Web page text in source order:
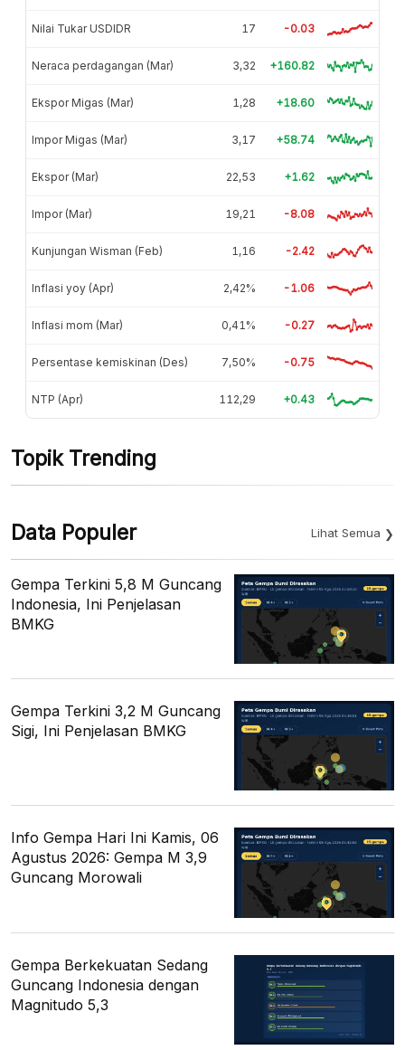
Nilai Tukar USDIDR 17 -0.03
Neraca perdagangan (Mar) 3,32 +160.82
Ekspor Migas (Mar) 1,28 +18.60
Impor Migas (Mar) 3,17 +58.74
Ekspor (Mar) 22,53 +1.62
Impor (Mar) 19,21 -8.08
Kunjungan Wisman (Feb) 1,16 -2.42
Inflasi yoy (Apr) 2,42% -1.06
Inflasi mom (Mar) 0,41% -0.27
Persentase kemiskinan (Des) 7,50% -0.75
NTP (Apr) 112,29 +0.43
Topik Trending
Data Populer Lihat Semua
Gempa Terkini 5,8 M Guncang
Indonesia, Ini Penjelasan
BMKG
Gempa Terkini 3,2 M Guncang
Sigi, Ini Penjelasan BMKG
Info Gempa Hari Ini Kamis, 06
Agustus 2026: Gempa M 3,9
Guncang Morowali
Gempa Berkekuatan Sedang
Guncang Indonesia dengan
Magnitudo 5,3